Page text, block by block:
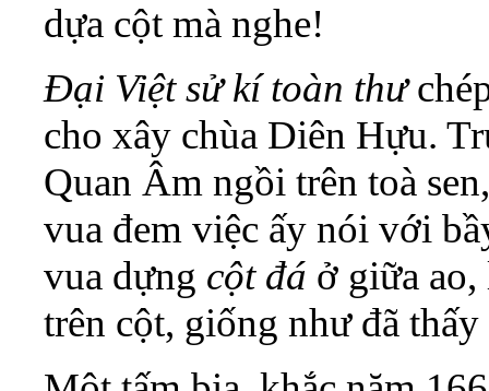
dựa cột mà nghe!
Đại Việt sử kí toàn thư
cho xây chùa Diên Hựu.
Quan Âm ngồi trên toà
vua đem việc ấy nói với
vua dựng cột đá ở giữa ao,
trên cột, giống như đã